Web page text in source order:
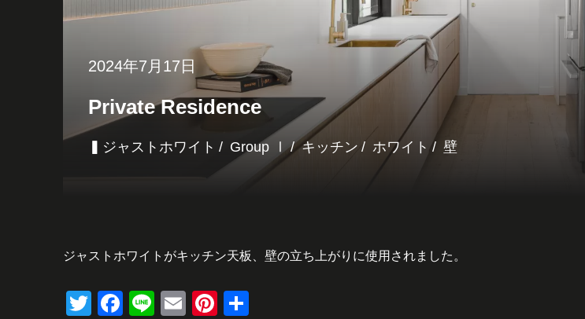
2024年7月17日
Private Residence
▍ジャストホワイト Group Ⅰ キッチン ホワイト 壁
ジャストホワイトがキッチン天板、壁の立ち上がりに使用されました。
TwitterFacebook
LineEmailPinterest